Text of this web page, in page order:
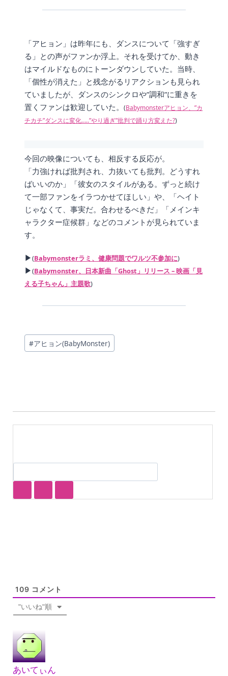
「アヒョン」は昨年にも、ダンスについて「強すぎ
る」との声がファンか浮上。それを受けてか、動き
はマイルドなものにトーンダウンしていた。当時、
「個性が消えた」と残念がるリアクションも見られ
ていましたが、ダンスのシンクロや”調和”に重きを
置くファンは歓迎していた。 (Babymonsterアヒョン、”カ
チカチ”ダンスに変化…..”やり過ぎ”批判で踊り方変えた?)
今回の映像についても、相反する反応が。
「力強ければ批判され、力抜いても批判。どうすれ
ばいいのか」「彼女のスタイルがある。ずっと続け
て一部ファンをイラつかせてほしい」や、「ヘイト
じゃなくて、事実だ。合わせるべきだ」「メインキ
ャラクター症候群」などのコメントが見られていま
す。
▶(Babymonsterラミ、健康問題でワルツ不参加に)
▶(Babymonster、日本新曲「Ghost」リリース – 映画「見
える子ちゃん」主題歌)
投
稿
#アヒョン(BabyMonster)
109 コメント
"いいね"順
あいてぃん